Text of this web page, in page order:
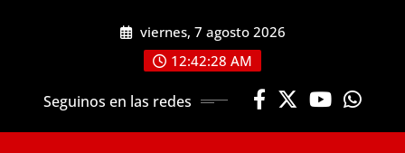
viernes, 7 agosto 2026
12:42:28 AM
Seguinos en las redes